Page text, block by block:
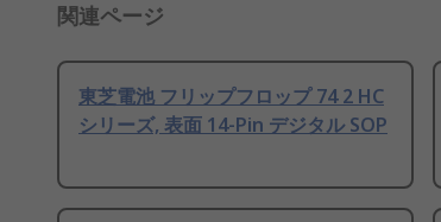
関連ページ
東芝電池 フリップフロップ 74 2 HC
シリーズ, 表面 14-Pin デジタル SOP